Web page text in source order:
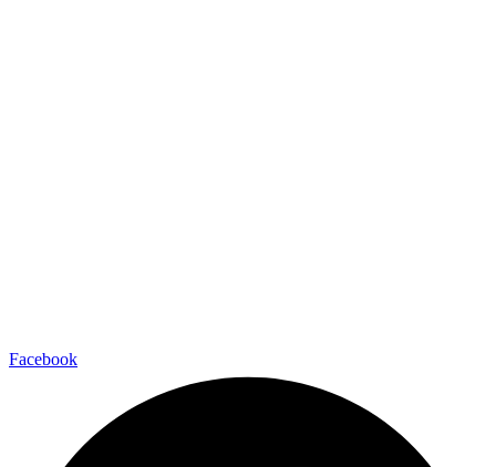
Facebook